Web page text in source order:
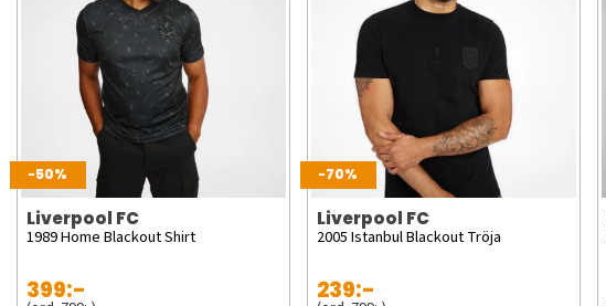
-50%
Liverpool FC
1989 Home Blackout Shirt
399:-
-70%
Liverpool FC
2005 Istanbul Blackout Tröja
239:-